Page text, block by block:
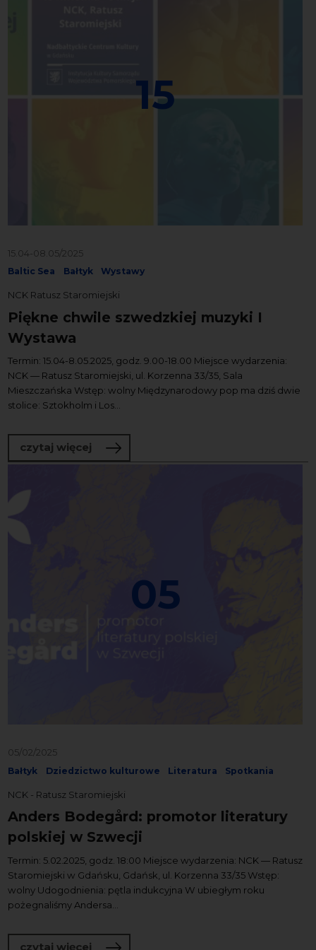
15
15.04-08.05/2025
Baltic Sea Bałtyk Wystawy
NCK Ratusz Staromiejski
Piękne chwile szwedzkiej muzyki I
Wystawa
Termin: 15.04-8.05.2025, godz. 9.00-18.00 Miejsce wydarzenia:
NCK — Ratusz Staromiejski, ul. Korzenna 33/35, Sala
Mieszczańska Wstęp: wolny Międzynarodowy pop ma dziś dwie
stolice: Sztokholm i Los...
czytaj więcej o Piękne chwile szwedzkiej muzyki I
05
05/02/2025
Bałtyk Dziedzictwo kulturowe Literatura Spotkania
NCK - Ratusz Staromiejski
Anders Bodegård: promotor literatury
polskiej w Szwecji
Termin: 5.02.2025, godz. 18:00 Miejsce wydarzenia: NCK — Ratusz
Staromiejski w Gdańsku, Gdańsk, ul. Korzenna 33/35 Wstęp:
wolny Udogodnienia: pętla indukcyjna W ubiegłym roku
pożegnaliśmy Andersa...
czytaj więcej o Anders Bodegård: promotor